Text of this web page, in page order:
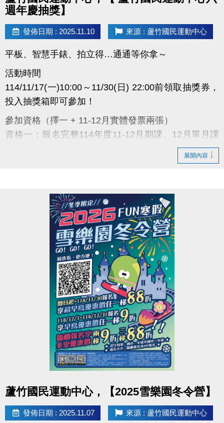
面！
週年慶抽獎】
發佈日期 : 2025.11.10 來源 : 蘆竹國民運動中心
蘆
竹
民
運
動
中
心
六
年
慶
抽
獎
平板、智慧手錶、拍立得…通通等你拿～
活動時間
114/11/17(一)10:00～11/30(日) 22:00前領取抽獎券，
投入抽獎箱即可參加！
參加資格（擇一 + 11-12月實體發票兩張）
資格一：報名完整114年度11-12月期課、12月單月課
資格二：114年11月份購買優待券、月會員卡、季會員
11月份蘆運消費發票，單筆總金額超過$800。(泳裝販
賣部與兒童體適能之消費不參與此活動)
得獎公告：12/2(二)
領獎期限：12/14(日)前（逾期視同放棄）
多門課＝多張抽獎券，更有機會拿到好禮
詳情請見DM，快來蘆運動起來，把好禮帶回家！
#蘆竹國民運動中心 #六週年慶 #運動最有禮 #好禮活
展開內容
蘆竹國民運動中心，【2025雪樂園冬令營】
發佈日期 : 2025.11.07 來源 : 蘆竹國民運動中心